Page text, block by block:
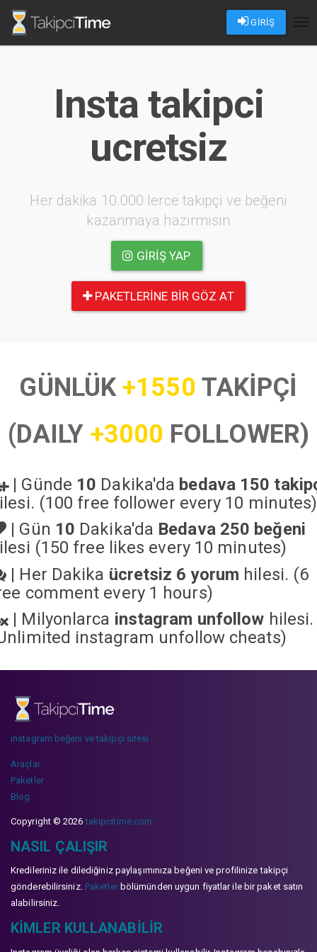
GİRİŞ
Insta takipci
ucretsiz
Her dakika 10.000 lerce takipçi ve beğeni
kazanmaya hazırmısın
GIRIŞ YAP
PAKETLERINE BIR GÖZ AT
GÜNLÜK+1550 TAKİPÇİ
(DAILY +3000 FOLLOWER)
| Günde 10 Dakika'da bedava 150
(100 free follower every 10 minutes)
| Gün 10 Dakika'da Bedava 250 beğeni
(150 free likes every 10 minutes)
| Her Dakika ücretsiz 6 yorum hilesi. (6
comment every 1 hours)
| Milyonlarca instagram unfollow hilesi.
instagram unfollow cheats)
instagram beğeni ve takipçi sitesi
Araçlar
Paketler
Blog
Copyright © 2026takipcitime.com
NASIL ÇALIŞIR
Kredileriniz ile dilediğiniz paylaşımınıza beğeni ve profilinize takipçi
gönderebilirsiniz. Paketlerbölümünden uygun fiyatlar ile bir paket satın
alabilirsiniz.
KIMLER KULLANABILIR